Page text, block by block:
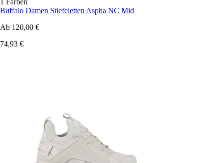
1 Farben
Buffalo Damen Stiefeletten Aspha NC Mid
Ab 120,00 €
74,93 €